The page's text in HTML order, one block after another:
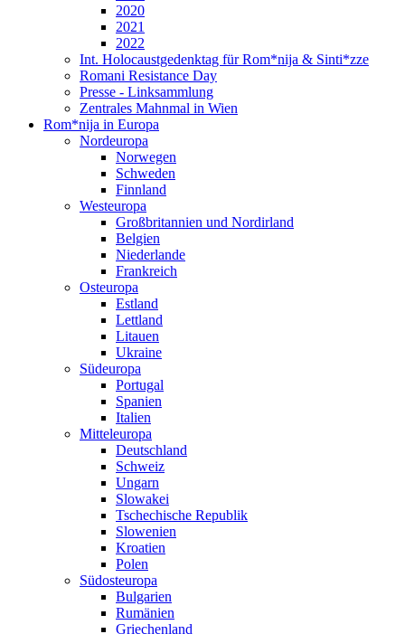
2020
2021
2022
Int. Holocaustgedenktag für Rom*nija & Sinti*zze
Romani Resistance Day
Presse - Linksammlung
Zentrales Mahnmal in Wien
Rom*nija in Europa
Nordeuropa
Norwegen
Schweden
Finnland
Westeuropa
Großbritannien und Nordirland
Belgien
Niederlande
Frankreich
Osteuropa
Estland
Lettland
Litauen
Ukraine
Südeuropa
Portugal
Spanien
Italien
Mitteleuropa
Deutschland
Schweiz
Ungarn
Slowakei
Tschechische Republik
Slowenien
Kroatien
Polen
Südosteuropa
Bulgarien
Rumänien
Griechenland